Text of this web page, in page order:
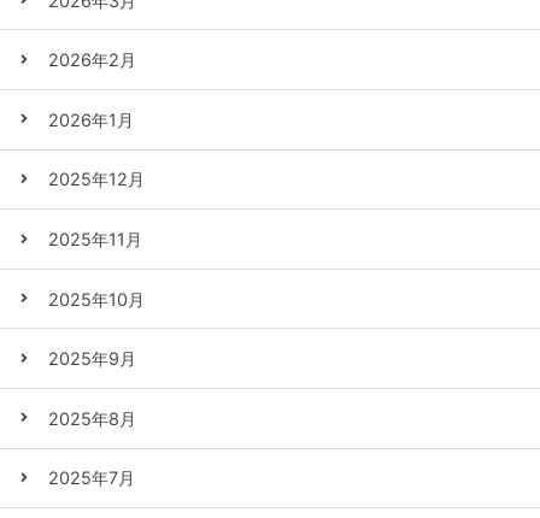
2026年2月
2026年1月
2025年12月
2025年11月
2025年10月
2025年9月
2025年8月
2025年7月